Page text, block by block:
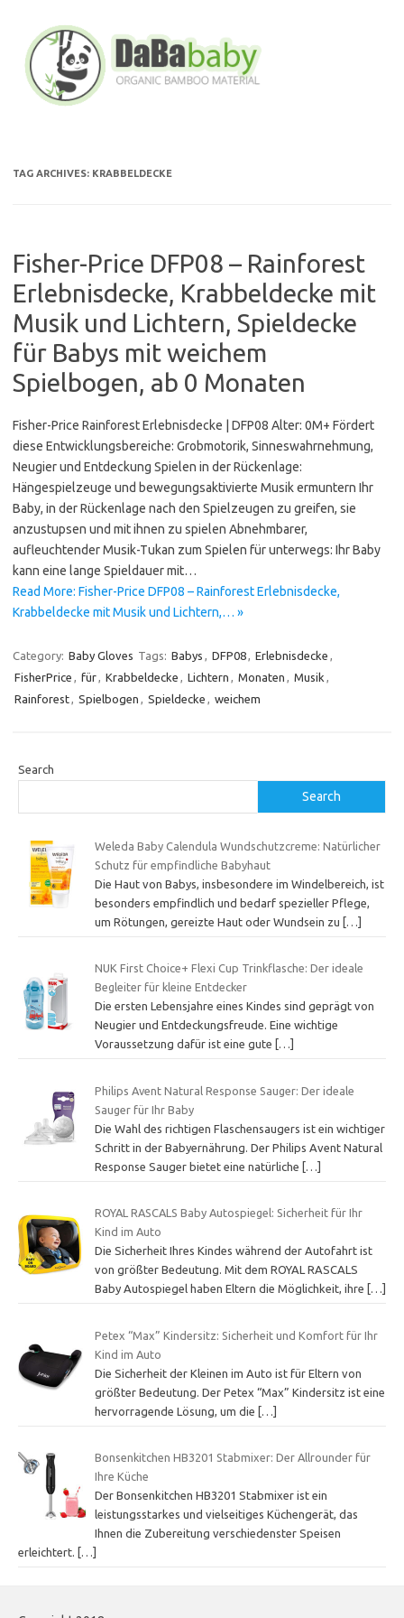
content
TAG ARCHIVES: KRABBELDECKE
Fisher-Price DFP08 – Rainforest
Erlebnisdecke, Krabbeldecke mit
Musik und Lichtern, Spieldecke
für Babys mit weichem
Spielbogen, ab 0 Monaten
Fisher-Price Rainforest Erlebnisdecke | DFP08 Alter: 0M+ Fördert
diese Entwicklungsbereiche: Grobmotorik, Sinneswahrnehmung,
Neugier und Entdeckung Spielen in der Rückenlage:
Hängespielzeuge und bewegungsaktivierte Musik ermuntern Ihr
Baby, in der Rückenlage nach den Spielzeugen zu greifen, sie
anzustupsen und mit ihnen zu spielen Abnehmbarer,
aufleuchtender Musik-Tukan zum Spielen für unterwegs: Ihr Baby
kann eine lange Spieldauer mit…
Read More: Fisher-Price DFP08 – Rainforest Erlebnisdecke,
Krabbeldecke mit Musik und Lichtern,… »
Category: Baby Gloves Tags: Babys , DFP08, Erlebnisdecke ,
FisherPrice , für, Krabbeldecke , Lichtern , Monaten , Musik ,
Rainforest, Spielbogen , Spieldecke , weichem
Search
Search
Weleda Baby Calendula Wundschutzcreme: Natürlicher
Schutz für empfindliche Babyhaut
Die Haut von Babys, insbesondere im Windelbereich, ist
besonders empfindlich und bedarf spezieller Pflege,
um Rötungen, gereizte Haut oder Wundsein zu
[…]
NUK First Choice+ Flexi Cup Trinkflasche: Der ideale
Begleiter für kleine Entdecker
Die ersten Lebensjahre eines Kindes sind geprägt von
Neugier und Entdeckungsfreude. Eine wichtige
Voraussetzung dafür ist eine gute
[…]
Philips Avent Natural Response Sauger: Der ideale
Sauger für Ihr Baby
Die Wahl des richtigen Flaschensaugers ist ein wichtiger
Schritt in der Babyernährung. Der Philips Avent Natural
Response Sauger bietet eine natürliche
[…]
ROYAL RASCALS Baby Autospiegel: Sicherheit für Ihr
Kind im Auto
Die Sicherheit Ihres Kindes während der Autofahrt ist
von größter Bedeutung. Mit dem ROYAL RASCALS
Baby Autospiegel haben Eltern die Möglichkeit, ihre
[…]
Petex “Max” Kindersitz: Sicherheit und Komfort für Ihr
Kind im Auto
Die Sicherheit der Kleinen im Auto ist für Eltern von
größter Bedeutung. Der Petex “Max” Kindersitz ist eine
hervorragende Lösung, um die
[…]
Bonsenkitchen HB3201 Stabmixer: Der Allrounder für
Ihre Küche
Der Bonsenkitchen HB3201 Stabmixer ist ein
leistungsstarkes und vielseitiges Küchengerät, das
Ihnen die Zubereitung verschiedenster Speisen
erleichtert.
[…]